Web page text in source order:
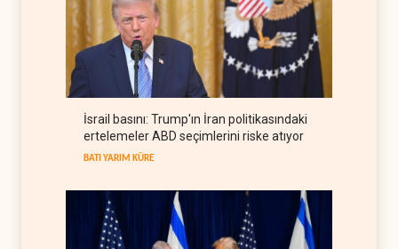
Demokratlar Trump'ın
koltuğunu sallıyor
BATI YARIM KÜRE 06 Ağustos 2026
ABD'deki cephane sıkıntısı
Trump ile Hegseth'i karşı
karşıya getirdi
İsrail basını: Trump'ın İran politikasındaki
ertelemeler ABD seçimlerini riske atıyor
BATI YARIM KÜRE